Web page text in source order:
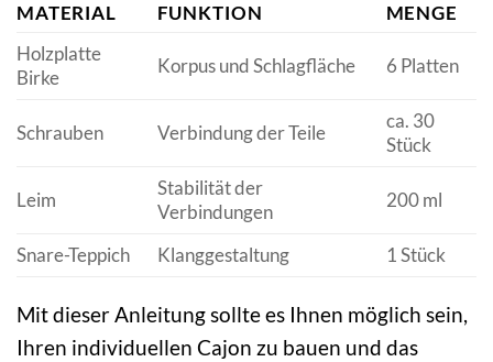
MATERIAL FUNKTION
MENGE
Holzplatte
Birke
Korpus und Schlagfläche 6 Platten
Schrauben Verbindung der Teile
ca. 30
Stück
Leim
Stabilität der
Verbindungen
200 ml
Snare-Teppich Klanggestaltung 1 Stück
Mit dieser Anleitung sollte es Ihnen möglich sein,
Ihren individuellen Cajon zu bauen und das